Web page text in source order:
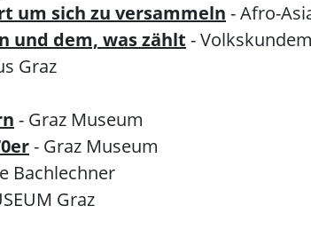
um sich zu versammeln - Afro-
und dem, was zählt -
Graz
- Graz Museum
- Graz Museum
Bachlechner
Graz